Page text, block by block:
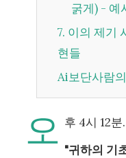
굵게) - 예
7. 이의 제기 시 절대 사용하면 안되는 표
현들
Ai보단사람
오 후 4시 12
"귀하의 기